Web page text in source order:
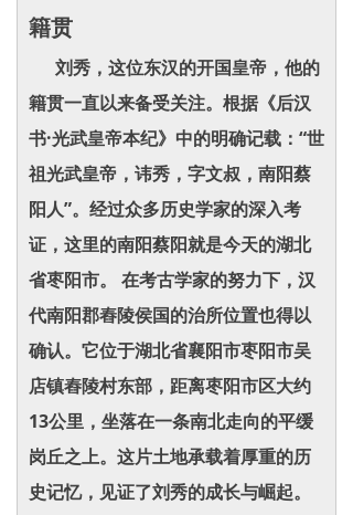
籍贯
刘秀，这位东汉的开国皇帝，他的
籍贯一直以来备受关注。根据《后汉
书·光武皇帝本纪》中的明确记载：“世
祖光武皇帝，讳秀，字文叔，南阳蔡
阳人”。经过众多历史学家的深入考
证，这里的南阳蔡阳就是今天的湖北
省枣阳市。 在考古学家的努力下，汉
代南阳郡舂陵侯国的治所位置也得以
确认。它位于湖北省襄阳市枣阳市吴
店镇舂陵村东部，距离枣阳市区大约
13公里，坐落在一条南北走向的平缓
岗丘之上。这片土地承载着厚重的历
史记忆，见证了刘秀的成长与崛起。